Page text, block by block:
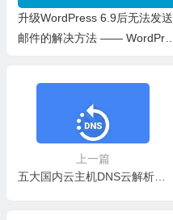
升级WordPress 6.9后无法发送
邮件的解决方法 —— WordPres
上一篇
五大国内云主机DNS云解析服务对比分析